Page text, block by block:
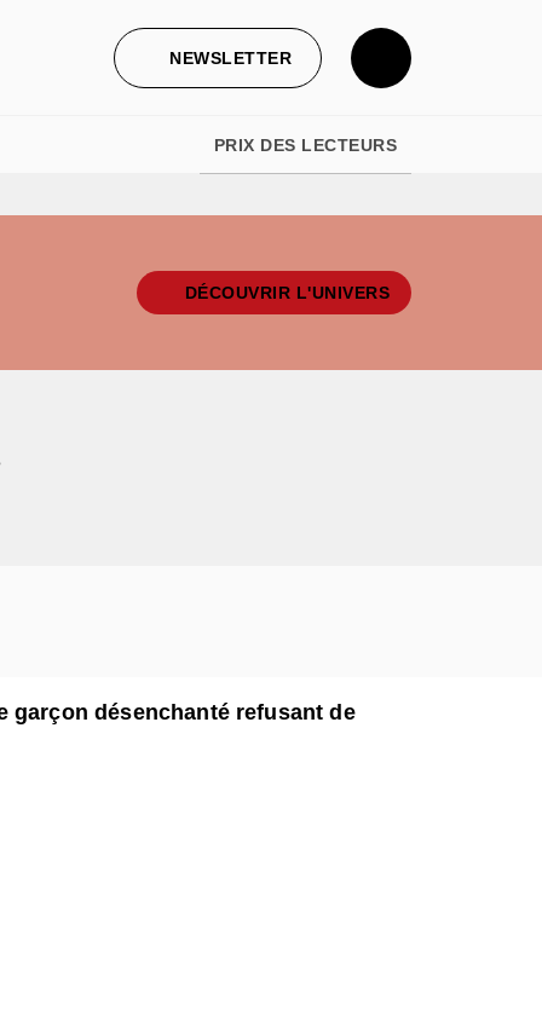
NEWSLETTER
PRIX DES LECTEURS
DÉCOUVRIR L'UNIVERS
garçon désenchanté refusant de